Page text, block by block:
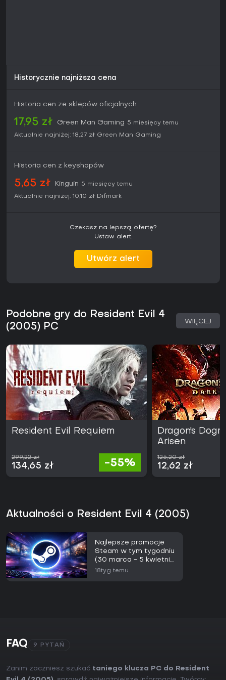
Historycznie najniższa cena
Historia cen ze sklepów oficjalnych
17,95 zł Green Man Gaming 5 miesięcy temu
Aktualnie najniżej: 18,27 zł Green Man Gaming
Historia cen z keyshopów
5,65 zł Kinguin 5 miesięcy temu
Aktualnie najniżej: 10,10 zł Difmark
Czekasz na lepszą ofertę?
Ustaw alert.
Utwórz alert
Podobne gry do Resident Evil 4
(2005) PC
WIĘCEJ
Resident Evil Requiem
299,22 zł
134,65 zł -55%
Dragon's
Arisen
126,20 zł
12,62 zł
Aktualności o Resident Evil 4 (2005)
Najlepsze promocje
Steam w tym tygodniu
(30 marca - 5 kwietnia
2026)
18tyg temu
FAQ 9 PYTAŃ
Zanim zaczniesz szukać taniego klucza PC do Resident